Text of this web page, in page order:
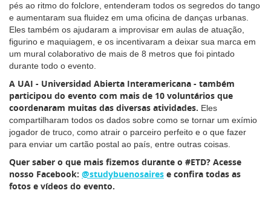
pés ao ritmo do folclore, entenderam todos os segredos do tango
e aumentaram sua fluidez em uma oficina de danças urbanas.
Eles também os ajudaram a improvisar em aulas de atuação,
figurino e maquiagem, e os incentivaram a deixar sua marca em
um mural colaborativo de mais de 8 metros que foi pintado
durante todo o evento.
A UAI - Universidad Abierta Interamericana - também
participou do evento com mais de 10 voluntários que
coordenaram muitas das diversas atividades. Eles
compartilharam todos os dados sobre como se tornar um exímio
jogador de truco, como atrair o parceiro perfeito e o que fazer
para enviar um cartão postal ao país, entre outras coisas.
Quer saber o que mais fizemos durante o #ETD? Acesse
nosso Facebook: @studybuenosaires e confira todas as
fotos e vídeos do evento.